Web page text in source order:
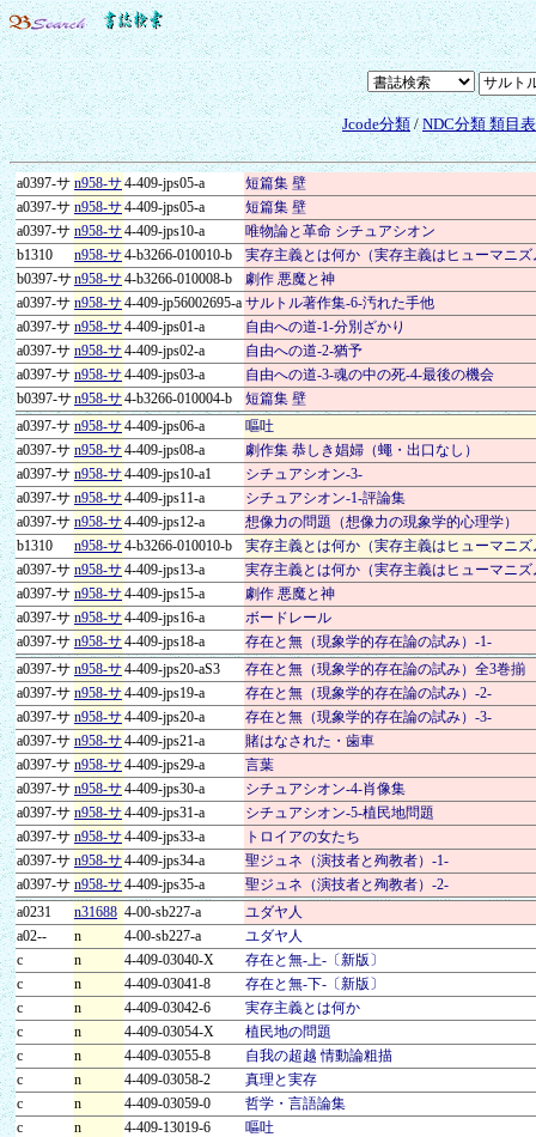
Jcode分類/NDC分類 類目
a0397-サ n958-サ4-409-jps05-a
短篇集 壁
a0397-サ n958-サ4-409-jps05-a
短篇集 壁
a0397-サ n958-サ4-409-jps10-a
唯物論と革命 シチュアシオン
b1310
n958-サ4-b3266-010010-b
実存主義とは何か（実存主義はヒューマニ
b0397-サn958-サ4-b3266-010008-b
劇作 悪魔と神
a0397-サ n958-サ4-409-jp56002695-a サルトル著作集-6-汚れた手他
a0397-サ n958-サ4-409-jps01-a
自由への道-1-分別ざかり
a0397-サ n958-サ4-409-jps02-a
自由への道-2-猶予
a0397-サ n958-サ4-409-jps03-a
自由への道-3-魂の中の死-4-最後の機会
b0397-サn958-サ4-b3266-010004-b
短篇集 壁
a0397-サ n958-サ4-409-jps06-a
嘔吐
a0397-サ n958-サ4-409-jps08-a
劇作集 恭しき娼婦（蠅・出口なし）
a0397-サ n958-サ4-409-jps10-a1
シチュアシオン-3-
a0397-サ n958-サ4-409-jps11-a
シチュアシオン-1-評論集
a0397-サ n958-サ4-409-jps12-a
想像力の問題（想像力の現象学的心理学）
b1310
n958-サ4-b3266-010010-b
実存主義とは何か（実存主義はヒューマニ
a0397-サ n958-サ4-409-jps13-a
実存主義とは何か（実存主義はヒューマニ
a0397-サ n958-サ4-409-jps15-a
劇作 悪魔と神
a0397-サ n958-サ4-409-jps16-a
ボードレール
a0397-サ n958-サ4-409-jps18-a
存在と無（現象学的存在論の試み）-1-
a0397-サ n958-サ4-409-jps20-aS3
存在と無（現象学的存在論の試み）全3巻揃
a0397-サ n958-サ4-409-jps19-a
存在と無（現象学的存在論の試み）-2-
a0397-サ n958-サ4-409-jps20-a
存在と無（現象学的存在論の試み）-3-
a0397-サ n958-サ4-409-jps21-a
賭はなされた・歯車
a0397-サ n958-サ4-409-jps29-a
言葉
a0397-サ n958-サ4-409-jps30-a
シチュアシオン-4-肖像集
a0397-サ n958-サ4-409-jps31-a
シチュアシオン-5-植民地問題
a0397-サ n958-サ4-409-jps33-a
トロイアの女たち
a0397-サ n958-サ4-409-jps34-a
聖ジュネ（演技者と殉教者）-1-
a0397-サ n958-サ4-409-jps35-a
聖ジュネ（演技者と殉教者）-2-
a0231
n31688 4-00-sb227-a
ユダヤ人
a02--
n 4-00-sb227-a
ユダヤ人
c
n 4-409-03040-X
存在と無-上-〔新版〕
c
n 4-409-03041-8
存在と無-下-〔新版〕
c
n 4-409-03042-6
実存主義とは何か
c
n 4-409-03054-X
植民地の問題
c
n 4-409-03055-8
自我の超越 情動論粗描
c
n 4-409-03058-2
真理と実存
c
n 4-409-03059-0
哲学・言語論集
c
n 4-409-13019-6
嘔吐